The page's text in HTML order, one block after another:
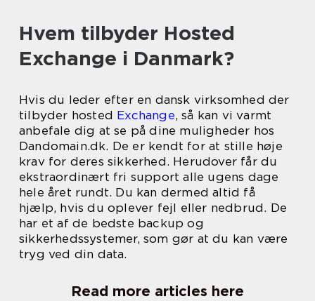
Hvem tilbyder Hosted
Exchange i Danmark?
Hvis du leder efter en dansk virksomhed der
tilbyder hosted Exchange, så kan vi varmt
anbefale dig at se på dine muligheder hos
Dandomain.dk. De er kendt for at stille høje
krav for deres sikkerhed. Herudover får du
ekstraordinært fri support alle ugens dage
hele året rundt. Du kan dermed altid få
hjælp, hvis du oplever fejl eller nedbrud. De
har et af de bedste backup og
sikkerhedssystemer, som gør at du kan være
tryg ved din data.
Read more articles here